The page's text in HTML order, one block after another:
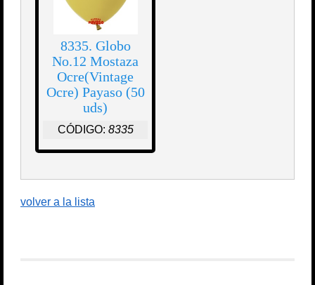
8335. Globo
No.12 Mostaza
Ocre(Vintage
Ocre) Payaso (50
uds)
CÓDIGO: 8335
volver a la lista